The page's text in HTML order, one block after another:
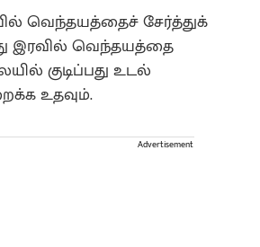
வெந்தயத்தைச் சேர்த்துக்
இரவில் வெந்தயத்தை
குடிப்பது உடல்
உதவும்.
Advertisement